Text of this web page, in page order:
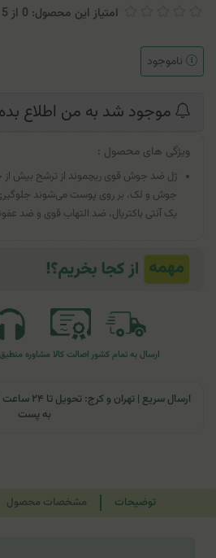
امتیاز این محصول: 0 از 5
ناموجود
موجود شد به من اطلاع بده
ویژگی های محصول :
ژل ضد جوش قوی ریچموند از ترشح بیش از
جوش و لک، بر روی پوست می‌شوند
یک آنتی باکتریال، ضد التهاب قوی و ضد
ارسال به تمام کشوراصالت کالا مشاوره منطبق
ارسال سریع |
به پست
توضیحات مشخصات محصول